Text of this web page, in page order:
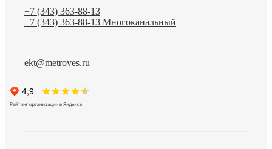
+7 (343) 363-88-13
+7 (343) 363-88-13 Многоканальный
ekt@metroves.ru